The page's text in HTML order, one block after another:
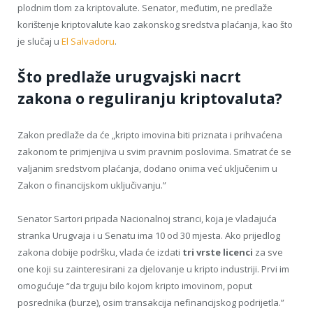
plodnim tlom za kriptovalute. Senator, međutim, ne predlaže
korištenje kriptovalute kao zakonskog sredstva plaćanja, kao što
je slučaj u El Salvadoru.
Što predlaže urugvajski nacrt
zakona o reguliranju kriptovaluta?
Zakon predlaže da će „kripto imovina biti priznata i prihvaćena
zakonom te primjenjiva u svim pravnim poslovima. Smatrat će se
valjanim sredstvom plaćanja, dodano onima već uključenim u
Zakon o financijskom uključivanju.”
Senator Sartori pripada Nacionalnoj stranci, koja je vladajuća
stranka Urugvaja i u Senatu ima 10 od 30 mjesta. Ako prijedlog
zakona dobije podršku, vlada će izdati tri vrste licenci za sve
one koji su zainteresirani za djelovanje u kripto industriji. Prvi im
omogućuje “da trguju bilo kojom kripto imovinom, poput
posrednika (burze), osim transakcija nefinancijskog podrijetla.”